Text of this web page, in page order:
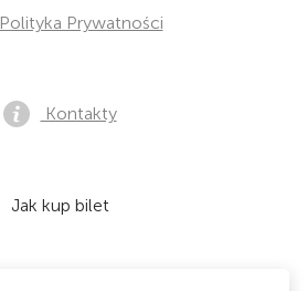
Polityka Prywatności
Kontakty
Jak kup bilet